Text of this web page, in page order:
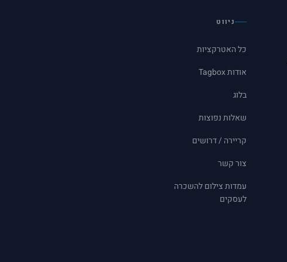
ניווט
כל האטרקציות
אודות Tagbox
בלוג
שאלות נפוצות
קריירה / דרושים
צור קשר
עמדות צילום להשכרה
לעסקים